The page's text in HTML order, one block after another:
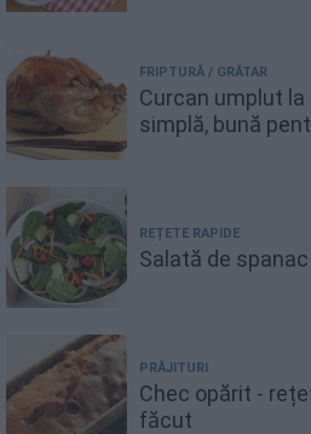
FRIPTURĂ / GRĂTAR
Curcan umplut
simplă, bună
REȚETE RAPIDE
Salată de
PRĂJITURI
Chec opărit -
făcut